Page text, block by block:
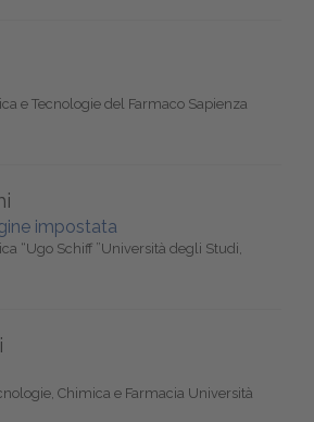
e Tecnologie del Farmaco Sapienza
“Ugo Schiff ”Università degli Studi,
Chimica e Farmacia Università